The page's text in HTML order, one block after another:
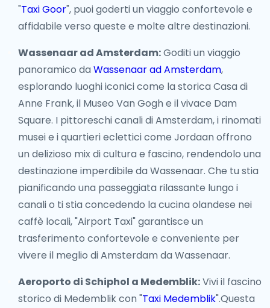
"Taxi Goor", puoi goderti un viaggio confortevole e
affidabile verso queste e molte altre destinazioni.
Wassenaar ad Amsterdam:Goditi un viaggio
panoramico da Wassenaar ad Amsterdam,
esplorando luoghi iconici come la storica Casa di
Anne Frank, il Museo Van Gogh e il vivace Dam
Square. I pittoreschi canali di Amsterdam, i rinomati
musei e i quartieri eclettici come Jordaan offrono
un delizioso mix di cultura e fascino, rendendolo una
destinazione imperdibile da Wassenaar. Che tu stia
pianificando una passeggiata rilassante lungo i
canali o ti stia concedendo la cucina olandese nei
caffè locali, "Airport Taxi" garantisce un
trasferimento confortevole e conveniente per
vivere il meglio di Amsterdam da Wassenaar.
Aeroporto di Schiphol a Medemblik:Vivi il fascino
storico di Medemblik con "Taxi Medemblik".Questa